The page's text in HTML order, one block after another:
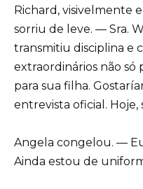
Richard, visivelmente
sorriu de leve. — Sra.
transmitiu disciplina e
extraordinários não só
para sua filha.
entrevista oficial. Hoje,
Angela congelou. —
Ainda estou de